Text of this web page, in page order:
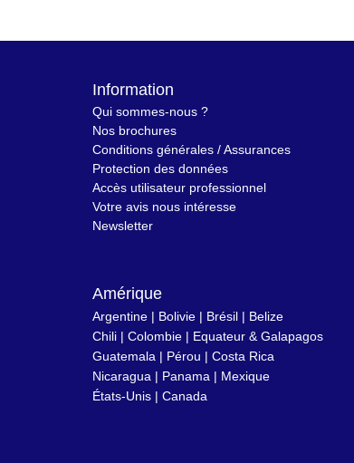
Information
Qui sommes-nous ?
Nos brochures
Conditions générales / Assurances
Protection des données
Accès utilisateur professionnel
Votre avis nous intéresse
Newsletter
Amérique
Argentine | Bolivie | Brésil | Belize
Chili | Colombie | Equateur & Galapagos
Guatemala | Pérou | Costa Rica
Nicaragua | Panama | Mexique
États-Unis | Canada